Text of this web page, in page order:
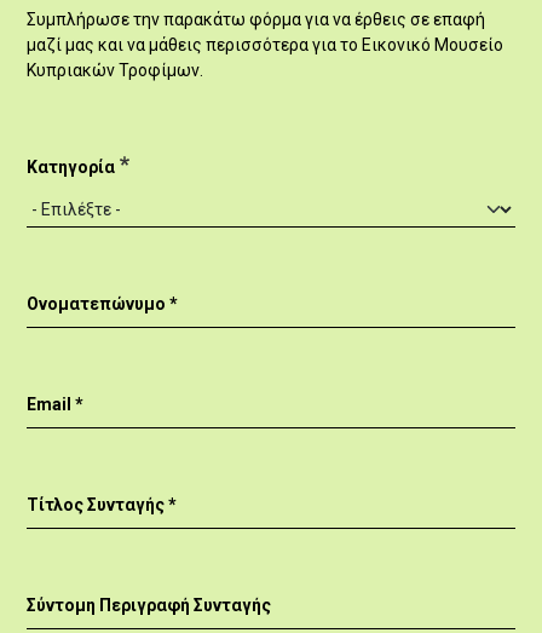
Συμπλήρωσε την παρακάτω φόρμα για να έρθεις σε επαφή
μαζί μας και να μάθεις περισσότερα για το Εικονικό Μουσείο
Κυπριακών Τροφίμων.
μοιραστείς;
Κατηγορία
Ονοματεπώνυμο
Email
Τίτλος Συνταγής
Σύντομη Περιγραφή Συνταγής